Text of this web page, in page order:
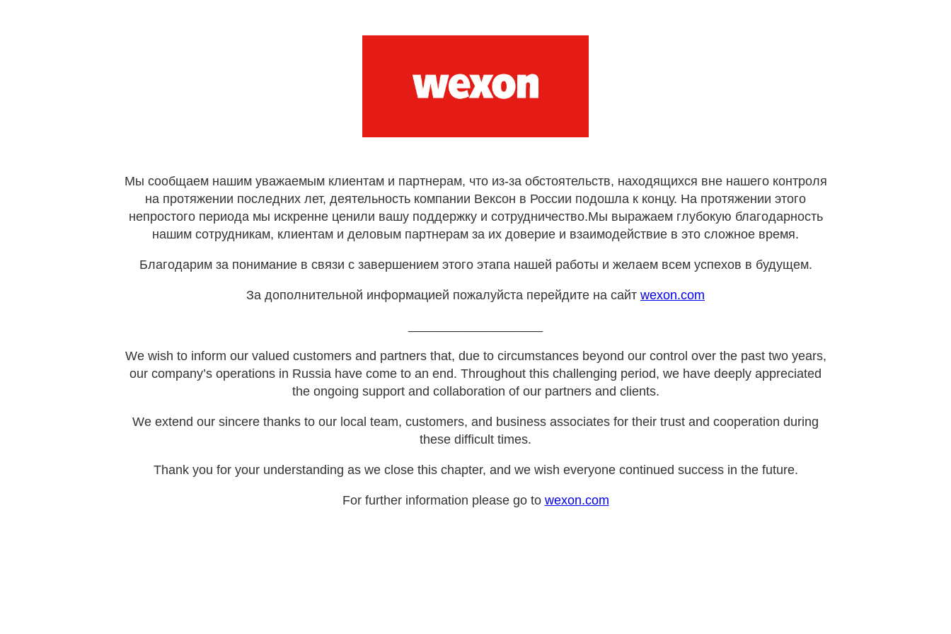
Мы сообщаем нашим уважаемым клиентам и партнерам, что из-за обстоятельств, находящихся вне нашего контроля
на протяжении последних лет, деятельность компании Вексон в России подошла к концу. На протяжении этого
непростого периода мы искренне ценили вашу поддержку и сотрудничество.Мы выражаем глубокую благодарность
нашим сотрудникам, клиентам и деловым партнерам за их доверие и взаимодействие в это сложное время.
Благодарим за понимание в связи с завершением этого этапа нашей работы и желаем всем успехов в будущем.
За дополнительной информацией пожалуйста перейдите на сайт wexon.com
We wish to inform our valued customers and partners that, due to circumstances beyond our control over the past two years,
our company’s operations in Russia have come to an end. Throughout this challenging period, we have deeply appreciated
the ongoing support and collaboration of our partners and clients.
We extend our sincere thanks to our local team, customers, and business associates for their trust and cooperation during
these difficult times.
Thank you for your understanding as we close this chapter, and we wish everyone continued success in the future.
For further information please go to wexon.com